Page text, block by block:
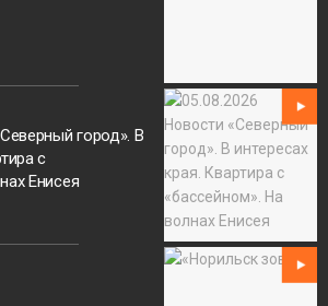
город». В
с
Енисея